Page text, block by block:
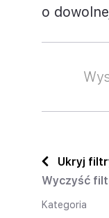
o
Ukryj
Wyczyść
Kategoria